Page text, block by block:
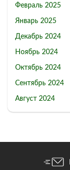
Февраль 2025
Январь 2025
Декабрь 2024
Ноябрь 2024
Октябрь 2024
Сентябрь 2024
Август 2024